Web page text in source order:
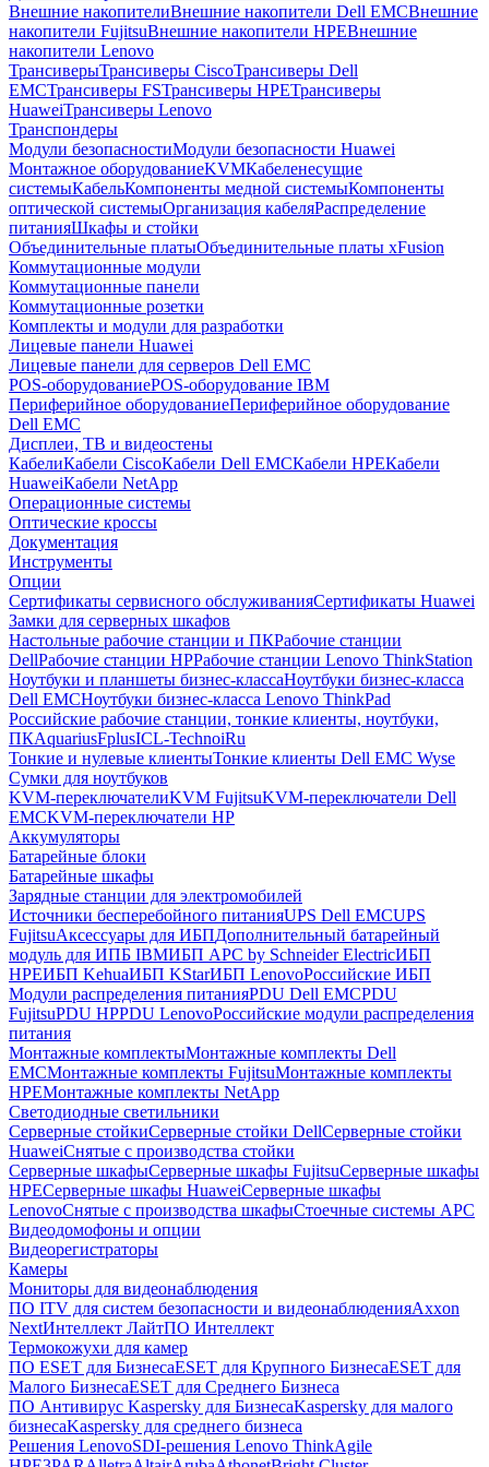
Внешние накопителиВнешние накопители Dell EMCВнешние
накопители FujitsuВнешние накопители HPEВнешние
накопители Lenovo
ТрансиверыТрансиверы CiscoТрансиверы Dell
EMCТрансиверы FSТрансиверы HPEТрансиверы
HuaweiТрансиверы Lenovo
Транспондеры
Модули безопасностиМодули безопасности Huawei
Монтажное оборудованиеKVMКабеленесущие
системыКабельКомпоненты медной системыКомпоненты
оптической системыОрганизация кабеляРаспределение
питанияШкафы и стойки
Объединительные платыОбъединительные платы xFusion
Коммутационные модули
Коммутационные панели
Коммутационные розетки
Комплекты и модули для разработки
Лицевые панели Huawei
Лицевые панели для серверов Dell EMC
POS-оборудованиеPOS-оборудование IBM
Периферийное оборудованиеПериферийное оборудование
Dell EMC
Дисплеи, ТВ и видеостены
КабелиКабели CiscoКабели Dell EMCКабели HPEКабели
HuaweiКабели NetApp
Операционные системы
Оптические кроссы
Документация
Инструменты
Опции
Сертификаты сервисного обслуживанияСертификаты Huawei
Замки для серверных шкафов
Настольные рабочие станции и ПКРабочие станции
DellРабочие станции HPРабочие станции Lenovo ThinkStation
Ноутбуки и планшеты бизнес-классаНоутбуки бизнес-класса
Dell EMCНоутбуки бизнес-класса Lenovo ThinkPad
Российские рабочие станции, тонкие клиенты, ноутбуки,
ПКAquariusFplusICL-TechnoiRu
Тонкие и нулевые клиентыТонкие клиенты Dell EMC Wyse
Сумки для ноутбуков
KVM-переключателиKVM FujitsuKVM-переключатели Dell
EMCKVM-переключатели HP
Аккумуляторы
Батарейные блоки
Батарейные шкафы
Зарядные станции для электромобилей
Источники бесперебойного питанияUPS Dell EMCUPS
FujitsuАксессуары для ИБПДополнительный батарейный
модуль для ИПБ IBMИБП APC by Schneider ElectricИБП
HPEИБП KehuaИБП KStarИБП LenovoРоссийские ИБП
Модули распределения питанияPDU Dell EMCPDU
FujitsuPDU HPPDU LenovoРоссийские модули распределения
питания
Монтажные комплектыМонтажные комплекты Dell
EMCМонтажные комплекты FujitsuМонтажные комплекты
HPEМонтажные комплекты NetApp
Светодиодные светильники
Серверные стойкиСерверные стойки DellСерверные стойки
HuaweiСнятые с производства стойки
Серверные шкафыСерверные шкафы FujitsuСерверные шкафы
HPEСерверные шкафы HuaweiСерверные шкафы
LenovoСнятые с производства шкафыСтоечные системы APC
Видеодомофоны и опции
Видеорегистраторы
Камеры
Мониторы для видеонаблюдения
ПО ITV для систем безопасности и видеонаблюденияAxxon
NextИнтеллект ЛайтПО Интеллект
Термокожухи для камер
ПО ESET для БизнесаESET для Крупного БизнесаESET для
Малого БизнесаESET для Среднего Бизнеса
ПО Антивирус Kaspersky для БизнесаKaspersky для малого
бизнесаKaspersky для среднего бизнеса
Решения LenovoSDI-решения Lenovo ThinkAgile